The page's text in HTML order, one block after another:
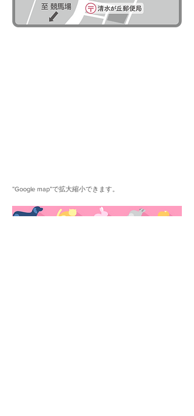
”​Google map”で拡大縮小できます。